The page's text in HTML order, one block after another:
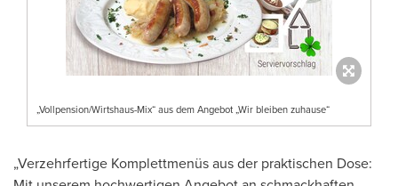
„Vollpension/Wirtshaus-Mix“ aus dem Angebot „Wir bleiben zuhause“
„Verzehrfertige Komplettmenüs aus der praktischen Dose: